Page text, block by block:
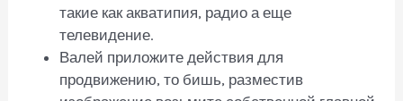
такие как акватипия, радио а еще
телевидение.
Валей приложите действия для
продвижению, то бишь, разместив